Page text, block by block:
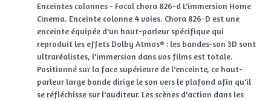
Enceintes colonnes - Focal chora 826-d L'immersion Home
Cinema. Enceinte colonne 4 voies. Chora 826-D est une
enceinte équipée d'un haut-parleur spécifique qui
reproduit les effets Dolby Atmos® : les bandes-son 3D sont
ultraréalistes, l'immersion dans vos films est totale.
Positionné sur la face supérieure de l'enceinte, ce haut-
parleur large bande dirige le son vers le plafond afin qu'il
se réfléchisse sur l'auditeur. Les scènes d'action dans les